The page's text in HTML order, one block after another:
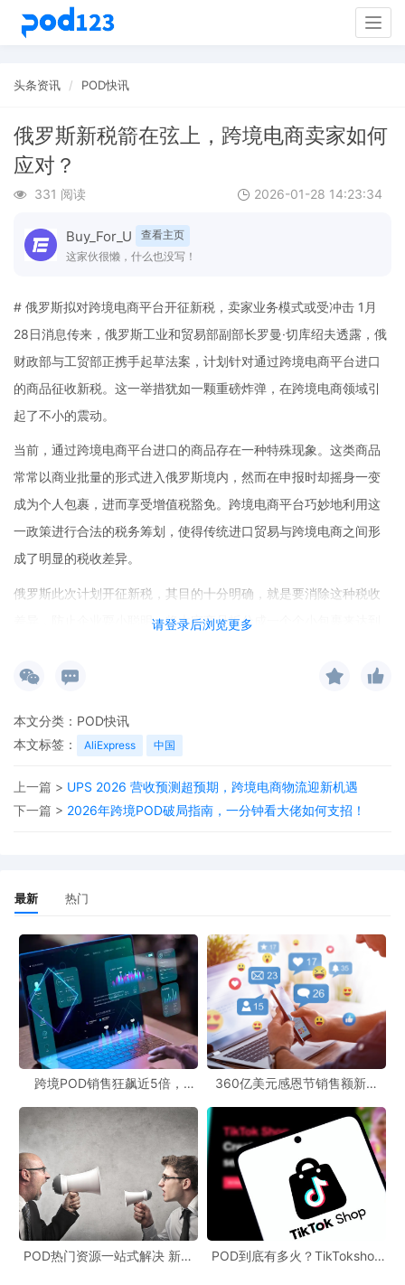
头条资讯 POD快讯
俄罗斯新税箭在弦上，跨境电商卖家如何
应对？
331 阅读 2026-01-28 14:23:34
Buy_For_U
查看主页
这家伙很懒，什么也没写！
请登录后浏览更多
# 俄罗斯拟对跨境电商平台开征新税，卖家业务模式或受冲击 1月
28日消息传来，俄罗斯工业和贸易部副部长罗曼·切库绍夫透露，俄
财政部与工贸部正携手起草法案，计划针对通过跨境电商平台进口
的商品征收新税。这一举措犹如一颗重磅炸弹，在跨境电商领域引
起了不小的震动。
当前，通过跨境电商平台进口的商品存在一种特殊现象。这类商品
常常以商业批量的形式进入俄罗斯境内，然而在申报时却摇身一变
成为个人包裹，进而享受增值税豁免。跨境电商平台巧妙地利用这
一政策进行合法的税务筹划，使得传统进口贸易与跨境电商之间形
成了明显的税收差异。
俄罗斯此次计划开征新税，其目的十分明确，就是要消除这种税收
差异，防止企业耍小聪明，将大宗商品拆分成一个个小包裹来达到
跨境进口将不再具有成本优势，这将有效填补税收漏洞。
欧元的免税额上限。当包裹价值超过这一额度时，会征收5%的关
税，或许是在增值税征管上迈出的重要一步。
重新审视自己的定价策略、物流方案以及商品包装形式等。例如，
原本通过拆分包裹降低成本的方式可能不再可行，卖家可能需要调
整商品的批量进口规模，以适应新的税收政策。
对于跨境电商行业来说，这也是一个新的转折点。俄罗斯作为重要
的海外市场，其税收政策的变化可能会引发其他国家的效仿。未
来，如何在复杂多变的税收政策环境中生存和发展，将是跨境电商
企业和卖家们需要共同面对的难题。
本文分类： POD快讯
本文标签：
AliExpress 中国
上一篇 > UPS 2026 营收预测超预期，跨境电商物流迎新机遇
下一篇 > 2026年跨境POD破局指南，一分钟看大佬如何支招！
最新 热门
跨境POD销售狂飙近5倍，
360亿美元感恩节销售额新纪
新风潮！
POD热门资源一站式解决 新手
POD到底有多火？TikTokshop